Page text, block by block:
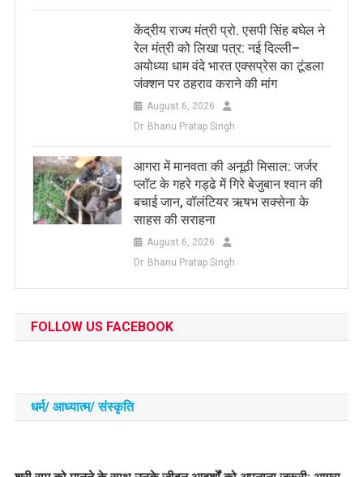
केंद्रीय राज्य मंत्री प्रो. एसपी सिंह बघेल ने
रेल मंत्री को लिखा पत्र: नई दिल्ली–
अयोध्या धाम वंदे भारत एक्सप्रेस का टूंडला
जंक्शन पर ठहराव कराने की मांग
August 6, 2026
Dr. Bhanu Pratap Singh
आगरा में मानवता की अनूठी मिसाल: जर्जर
प्लॉट के गहरे गड्ढे में गिरे बेजुबान श्वान की
बचाई जान, वॉलंटियर ऋषभ सक्सेना के
साहस की सराहना
August 6, 2026
Dr. Bhanu Pratap Singh
FOLLOW US FACEBOOK
धर्म/ आध्‍यात्‍म/ संस्‍कृति